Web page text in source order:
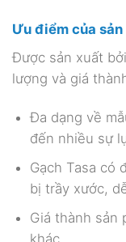
Ưu điểm của sản
Được sản xuất
lượng và giá
Đa dạng về
đến nhiều sự
Gạch Tasa có
bị trầy xước,
Giá thành sản
khác